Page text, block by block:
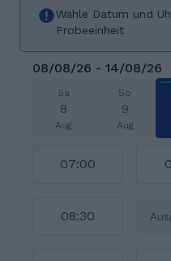
Wähle Datum und
Probeeinheit
08/08/26 - 14/08/26
Sa
8
Aug
So
9
Aug
07:00
08:30